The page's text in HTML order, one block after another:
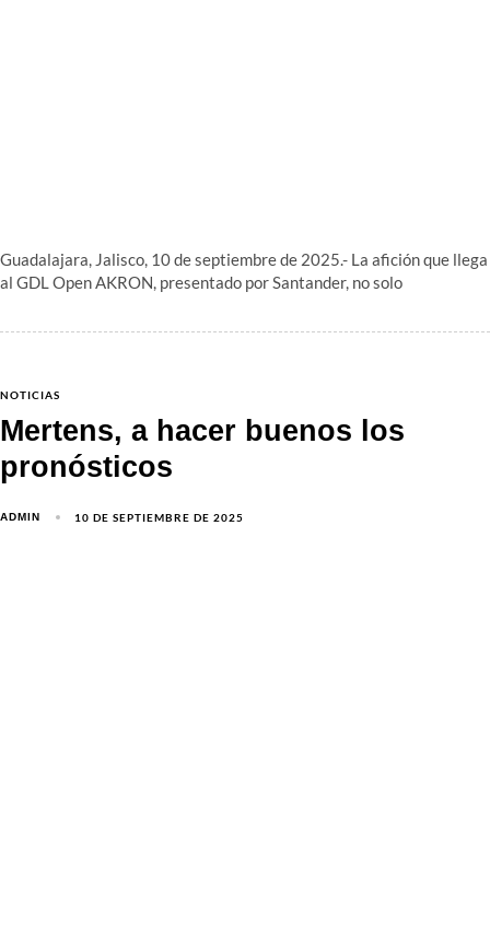
Guadalajara, Jalisco, 10 de septiembre de 2025.- La afición que llega
al GDL Open AKRON, presentado por Santander, no solo
NOTICIAS
Mertens, a hacer buenos los
pronósticos
ADMIN 10 DE SEPTIEMBRE DE 2025